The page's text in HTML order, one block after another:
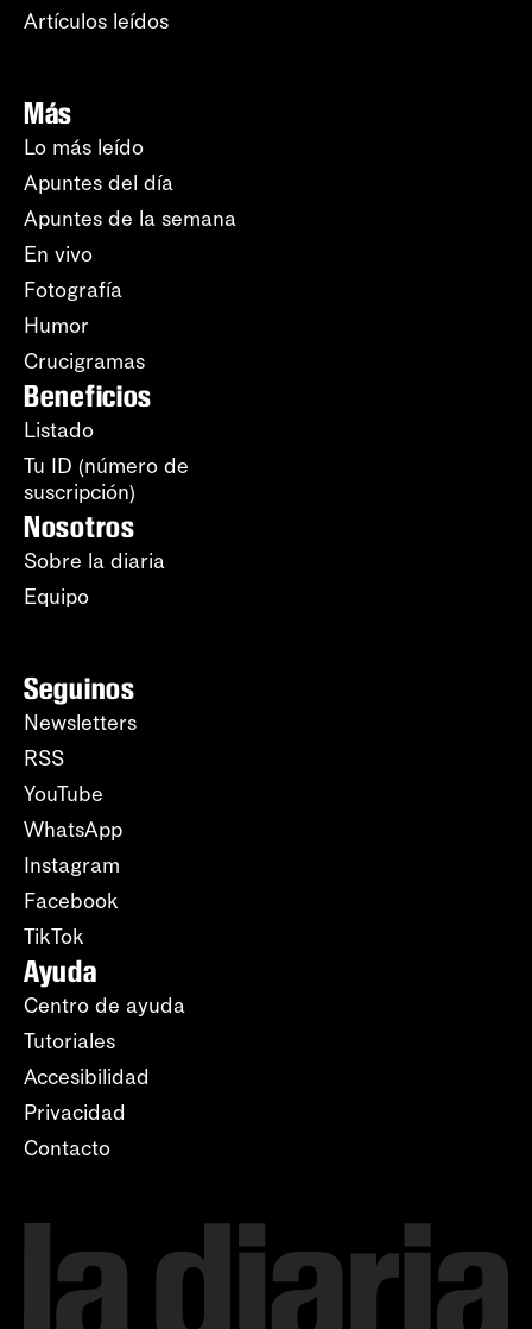
Artículos leídos
Más
Lo más leído
Apuntes del día
Apuntes de la semana
En vivo
Fotografía
Humor
Crucigramas
Beneficios
Listado
Tu ID (número de
suscripción)
Nosotros
Sobre la diaria
Equipo
Seguinos
Newsletters
RSS
YouTube
WhatsApp
Instagram
Facebook
TikTok
Ayuda
Centro de ayuda
Tutoriales
Accesibilidad
Privacidad
Contacto